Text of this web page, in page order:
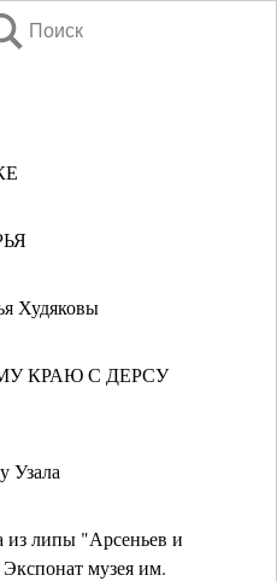
Поиск
Худяковы
КРАЮ С ДЕРСУ
Узала
из липы "Арсеньев и
музея им.